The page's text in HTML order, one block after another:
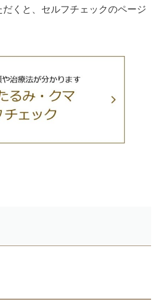
くと、セルフチェックのページ